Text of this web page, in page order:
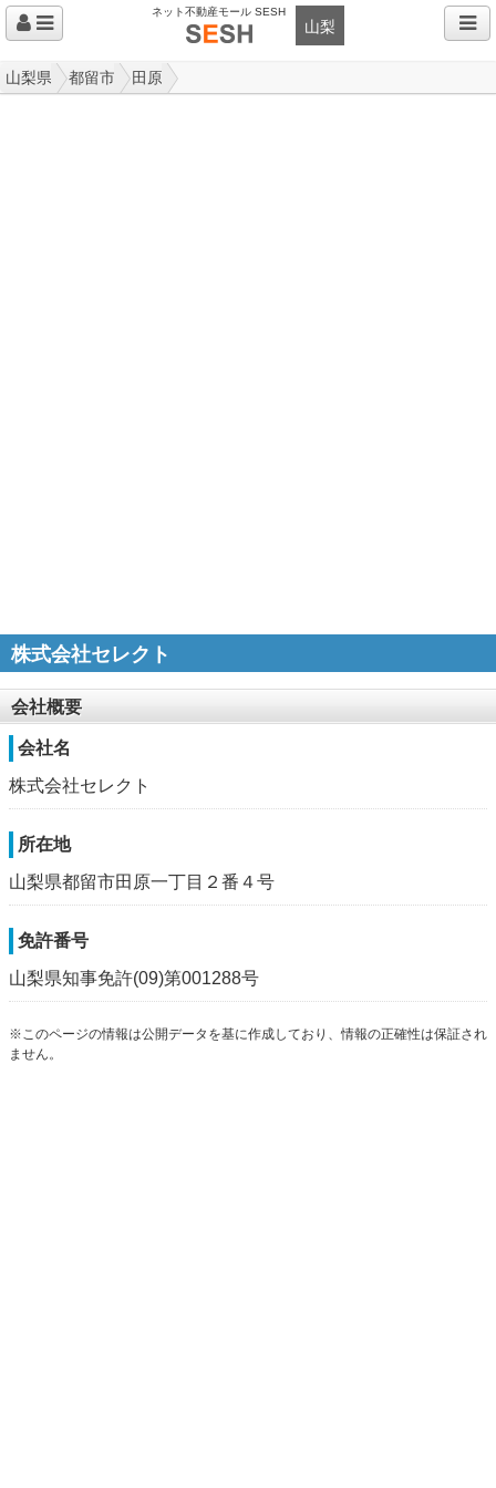
ネット不動産モール SESH
山梨
山梨県 都留市 田原
株式会社セレクト
会社概要
会社名
株式会社セレクト
所在地
山梨県都留市田原一丁目２番４号
免許番号
山梨県知事免許(09)第001288号
※このページの情報は公開データを基に作成しており、情報の正確性は保証され
ません。